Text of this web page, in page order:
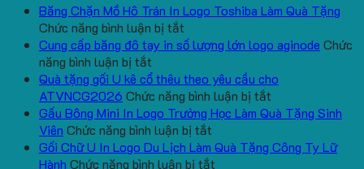
Băng Chặn Mồ Hô Trán In Logo Toshiba Làm Quà Tặng
Chức năng bình luận bị tắt
Băng
Mồ
Hô
Trán
In
Logo
Toshiba
Cung cấp băng đô tay in số lượng lớn logo aginode Chức
năng bình luận bị tắt
Cung
cấp
băng
đô
tay
in
Quà tặng gối U kê cổ thêu theo yêu cầu cho
ATVNCG2026 Chức năng bình luận bị tắt
Quà
gối
Gấu Bông Mini In Logo Trường Học Làm Quà Tặng Sinh
Viên Chức năng bình luận bị tắt
Gấu
Bông
Gối Chữ U In Logo Du Lịch Làm Quà Tặng Công Ty Lữ
Hành Chức năng bình luận bị tắt